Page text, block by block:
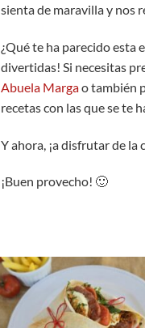
sienta de maravilla y nos
¿Qué te ha parecido esta
divertidas! Si necesitas
Abuela Margao también
recetas con las que se te
Y ahora, ¡a disfrutar de la
¡Buen provecho! 🙂